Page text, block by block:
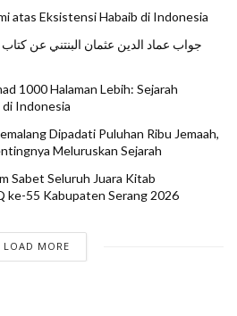
palsu
Keturunan Nabi
Rasulullah
nasab palsu
nasab rungkad
silsilah
pembongkaran makam
Rasul
kepada negara
nasab
situs budaya
thoha bin yahya
atas Eksistensi Habaib di Indonesia
جواب عماد الدين عثمان البنتني عن
1000 Halaman Lebih: Sejarah
di Indonesia
Dipadati Puluhan Ribu Jemaah,
Meluruskan Sejarah
Sabet Seluruh Juara Kitab
ke-55 Kabupaten Serang 2026
LOAD MORE